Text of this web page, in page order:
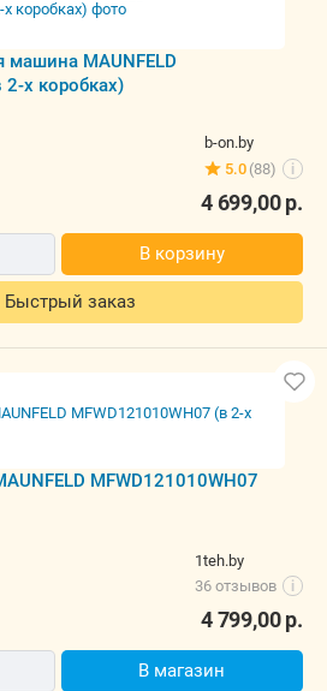
машина MAUNFELD
2-х коробках)
b-on.by
5.0 (88) i
4 699,00р.
В корзину
Быстрый заказ
MFWD121010WH07
1teh.by
36 отзывов
i
4 799,00р.
В магазин